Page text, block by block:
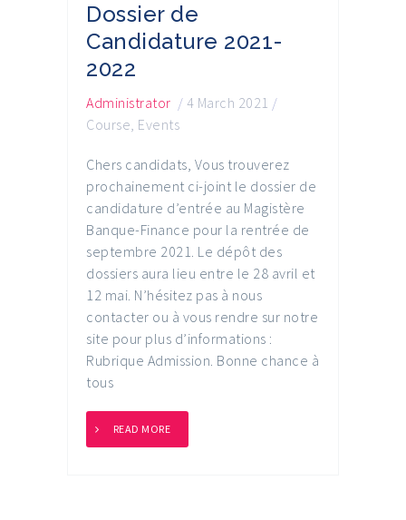
Dossier de
Candidature 2021-
2022
Administrator / 4 March 2021 /
Course, Events
Chers candidats, Vous trouverez
prochainement ci-joint le dossier de
candidature d’entrée au Magistère
Banque-Finance pour la rentrée de
septembre 2021. Le dépôt des
dossiers aura lieu entre le 28 avril et
12 mai. N’hésitez pas à nous
contacter ou à vous rendre sur notre
site pour plus d’informations :
Rubrique Admission. Bonne chance à
tous
READ MORE